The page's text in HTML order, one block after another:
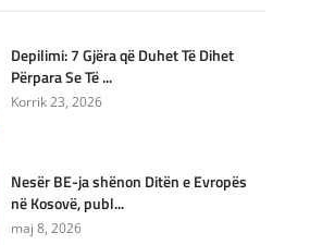
Depilimi: 7 Gjëra që Duhet Të Dihet
Përpara Se Të ...
Korrik 23, 2026
Nesër BE-ja shënon Ditën e Evropës
në Kosovë, publ...
maj 8, 2026